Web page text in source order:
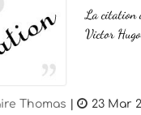
La citation
Victor Hugo
Thomas | 23 Mar